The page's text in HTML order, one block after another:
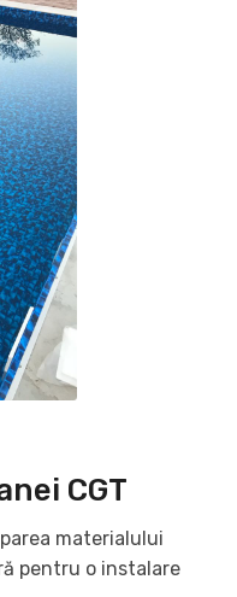
CGT
materialului
pentru o instalare